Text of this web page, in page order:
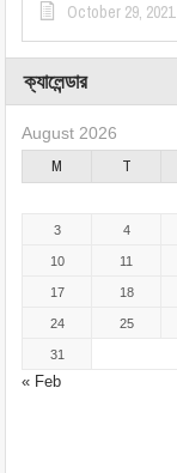
October 29, 2021
ক্যালেন্ডার
August 2026
M T
« Feb
3 4
10 11
17 18
24 25
31